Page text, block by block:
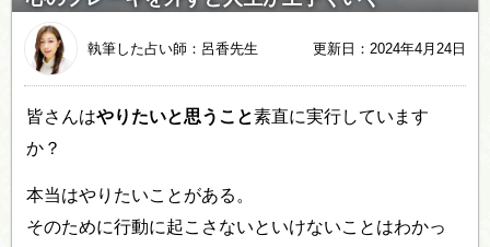
執筆した占い師：呂香先生 更新日：2024年4月24日
皆さんはやりたいと思うこと素直に実行しています
か？
本当はやりたいことがある。
そのために行動に起こさないといけないことはわかっ